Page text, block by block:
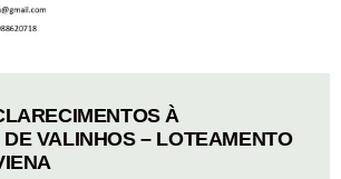
À
VALINHOS – LOTEAMENTO